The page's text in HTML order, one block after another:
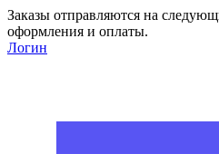
Заказы отправляются на
оформления и оплаты.
Логин